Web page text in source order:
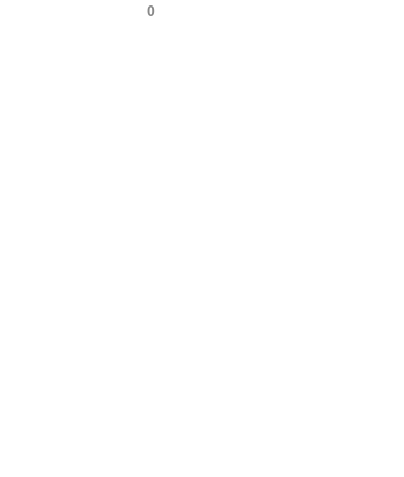
0